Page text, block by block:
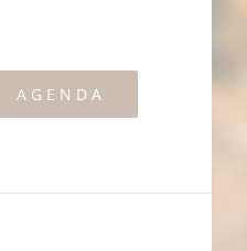
AGENDA